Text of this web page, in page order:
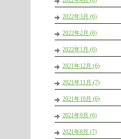
2022年3月 (6)
2022年2月 (6)
2022年1月 (6)
2021年12月 (6)
2021年11月 (7)
2021年10月 (6)
2021年9月 (6)
2021年8月 (7)